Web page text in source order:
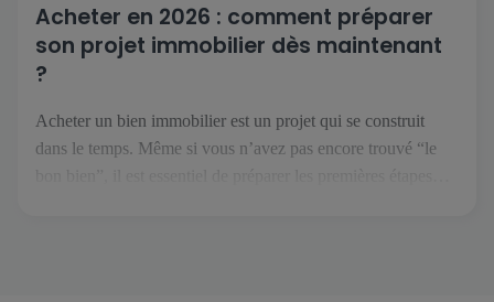
Acheter en 2026 : comment préparer
son projet immobilier dès maintenant
?
Acheter un bien immobilier est un projet qui se construit
dans le temps. Même si vous n’avez pas encore trouvé “le